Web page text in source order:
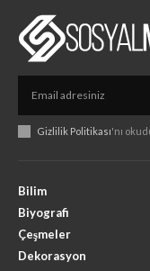
Gizlilik Politikası'nı
Bilim
Biyografi
Çeşmeler
Dekorasyon